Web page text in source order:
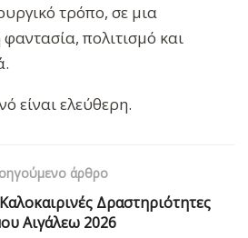
τρόπο, σε μια
πολιτισμό και
είναι ελεύθερη.
άρθρο
Δραστηριότητες
Αιγάλεω 2026